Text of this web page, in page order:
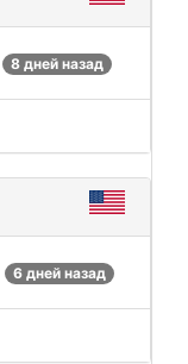
8 дней назад
6 дней назад